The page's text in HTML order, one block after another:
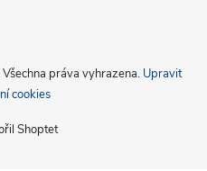
Shoptet
Všechna práva vyhrazena. Upravit
cookies